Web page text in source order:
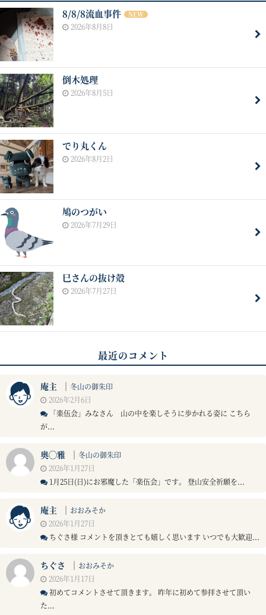
8/8/8流血事件 NEW
2026年8月8日
倒木処理
2026年8月5日
でり丸くん
2026年8月2日
鳩のつがい
2026年7月29日
巳さんの抜け殻
2026年7月27日
最近のコメント
庵主 ｜ 冬山の御朱印
2026年2月6日
「楽伍会」みなさん 山の中を楽しそうに歩かれる姿に こちら
が...
奥◯雅 ｜ 冬山の御朱印
2026年1月27日
1月25日(日)にお邪魔した「楽伍会」です。 登山安全祈願を...
庵主 ｜ おおみそか
2026年1月27日
ちぐさ様 コメントを頂きとても嬉しく思います いつでも大歓迎...
ちぐさ ｜ おおみそか
2026年1月17日
初めてコメントさせて頂きます。 昨年に初めて参拝させて頂い
た...